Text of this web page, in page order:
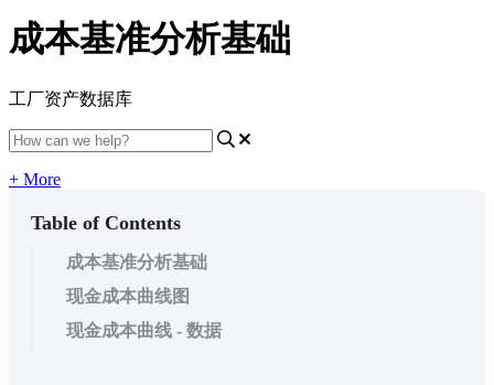
成本基准分析基础
工厂资产数据库
+ More
Table of Contents
成本基准分析基础
现金成本曲线图
现金成本曲线 - 数据